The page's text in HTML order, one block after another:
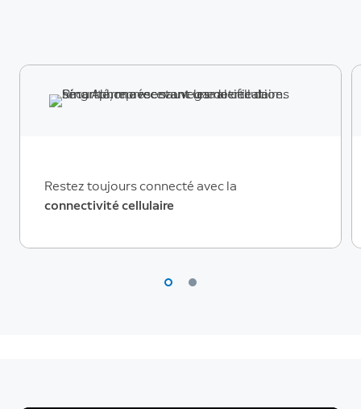
Restez toujours connecté avec la
connectivité cellulaire